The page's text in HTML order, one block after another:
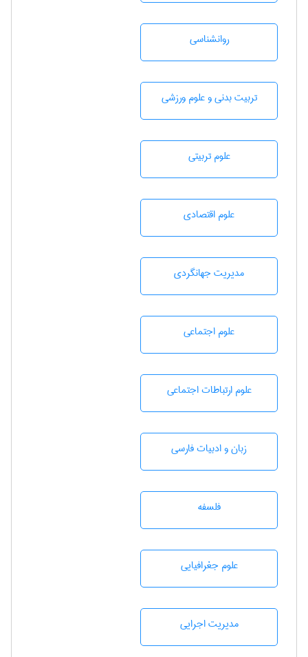
روانشناسی
تربيت بدنی و علوم ورزشی
علوم تربيتی
علوم اقتصادی
مديريت جهانگردی
علوم اجتماعی
علوم ارتباطات اجتماعی
زبان و ادبيات فارسی
فلسفه
علوم جغرافيايی
مديريت اجرايی